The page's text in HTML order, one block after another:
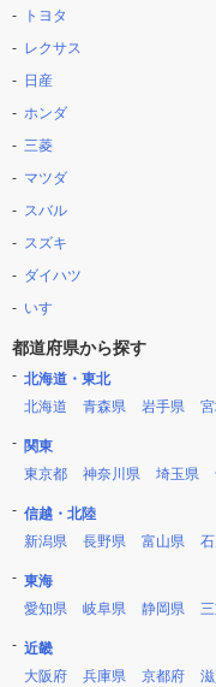
トヨタ
レクサス
日産
ホンダ
三菱
マツダ
スバル
スズキ
ダイハツ
いすゞ
都道府県から探す
北海道・東北
北海道
青森県 岩手県
関東
東京都
神奈川県 埼玉県
信越・北陸
新潟県
長野県 富山県
東海
愛知県
岐阜県 静岡県
近畿
大阪府
兵庫県 京都府